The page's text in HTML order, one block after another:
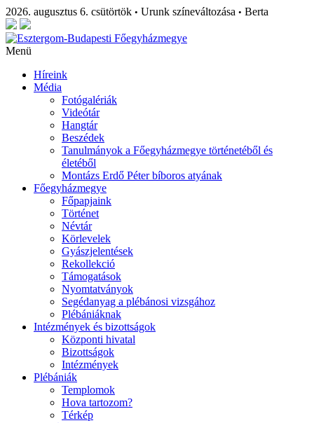
2026. augusztus 6. csütörtök • Urunk színeváltozása • Berta
Menü
Híreink
Média
Fotógalériák
Videótár
Hangtár
Beszédek
Tanulmányok a Főegyházmegye történetéből és
életéből
Montázs Erdő Péter bíboros atyának
Főegyházmegye
Főpapjaink
Történet
Névtár
Körlevelek
Gyászjelentések
Rekollekció
Támogatások
Nyomtatványok
Segédanyag a plébánosi vizsgához
Plébániáknak
Intézmények és bizottságok
Központi hivatal
Bizottságok
Intézmények
Plébániák
Templomok
Hova tartozom?
Térkép